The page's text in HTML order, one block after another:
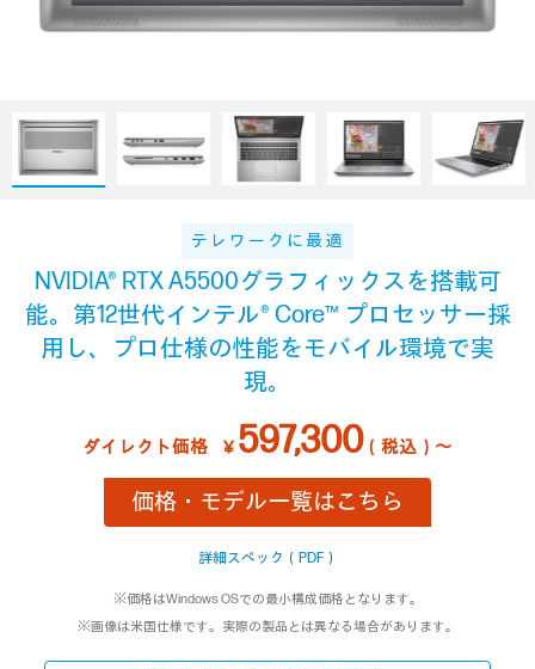
テレワークに最適
NVIDIA® RTX A5500グラフィックスを搭載可
能。第12世代インテル® Core™ プロセッサー採
用し、プロ仕様の性能をモバイル環境で実
現。
ダイレクト価格 ￥ 597,300（税込）～
価格・モデル一覧はこちら
詳細スペック（PDF）
※価格はWindows OSでの最小構成価格となります。
※画像は米国仕様です。実際の製品とは異なる場合があります。